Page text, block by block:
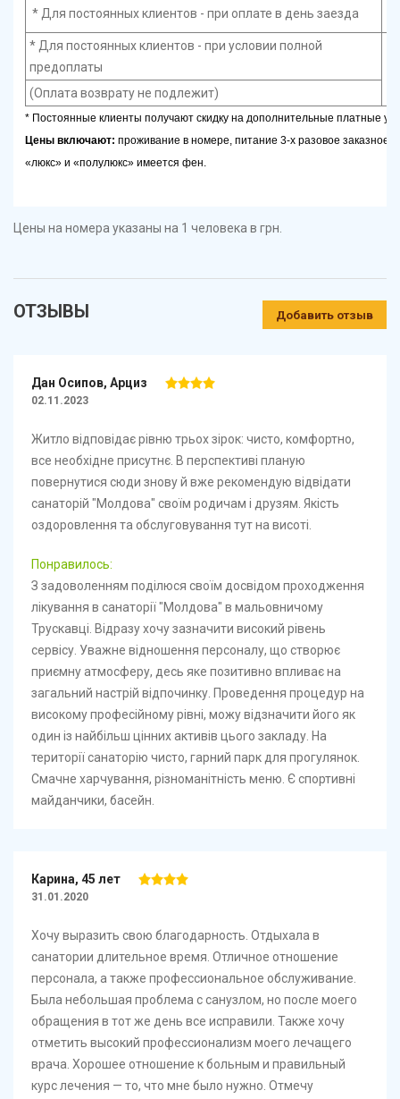
* Для постоянных клиентов - при оплате в день заезда
* Для постоянных клиентов - при условии полной
предоплаты
(Оплата возврату не подлежит)
* Постоянные клиенты получают скидку на дополнительные платные
Цены включают: проживание в номере, питание 3-х разовое заказное
«люкс» и «полулюкс» имеется фен.
Цены на номера указаны на 1 человека в грн.
ОТЗЫВЫ Добавить отзыв
Дан Осипов, Арциз
02.11.2023
Житло відповідає рівню трьох зірок: чисто, комфортно,
все необхідне присутнє. В перспективі планую
повернутися сюди знову й вже рекомендую відвідати
санаторій "Молдова" своїм родичам і друзям. Якість
оздоровлення та обслуговування тут на висоті.
Понравилось:
З задоволенням поділюся своїм досвідом проходження
лікування в санаторії "Молдова" в мальовничому
Трускавці. Відразу хочу зазначити високий рівень
сервісу. Уважне відношення персоналу, що створює
приємну атмосферу, десь яке позитивно впливає на
загальний настрій відпочинку. Проведення процедур на
високому професійному рівні, можу відзначити його як
один із найбільш цінних активів цього закладу. На
території санаторію чисто, гарний парк для прогулянок.
Смачне харчування, різноманітність меню. Є спортивні
майданчики, басейн.
Карина, 45 лет
31.01.2020
Хочу выразить свою благодарность. Отдыхала в
санатории длительное время. Отличное отношение
персонала, а также профессиональное обслуживание.
Была небольшая проблема с санузлом, но после моего
обращения в тот же день все исправили. Также хочу
отметить высокий профессионализм моего лечащего
врача. Хорошее отношение к больным и правильный
курс лечения — то, что мне было нужно. Отмечу